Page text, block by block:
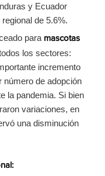
y Ecuador
de 5.6%.
para mascotas
los sectores:
incremento
número de adopción
la pandemia. Si bien
variaciones, en
una disminución